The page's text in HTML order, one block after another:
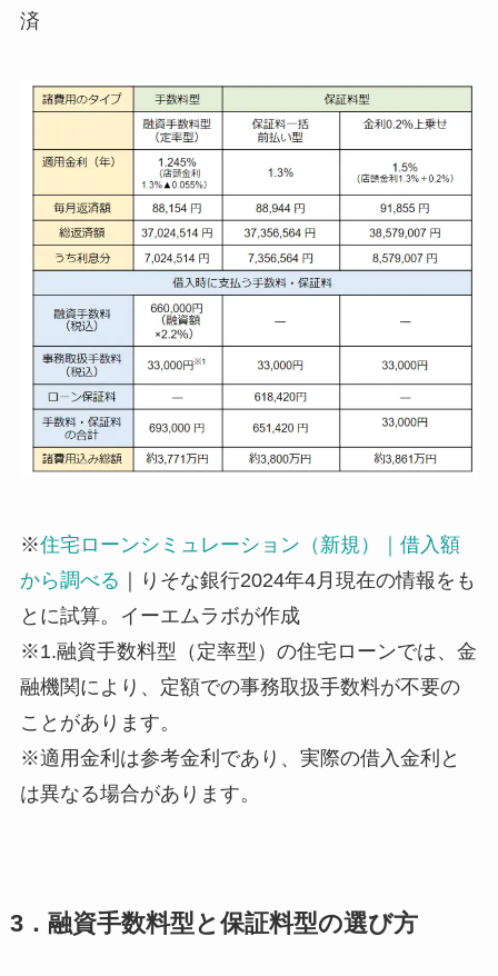
済
※住宅ローンシミュレーション（新規）｜借入額
から調べる ｜りそな銀行2024年4月現在の情報をも
とに試算。イーエムラボが作成
※1.融資手数料型（定率型）の住宅ローンでは、金
融機関により、定額での事務取扱手数料が不要の
ことがあります。
※適用金利は参考金利であり、実際の借入金利と
は異なる場合があります。
3．融資手数料型と保証料型の選び方